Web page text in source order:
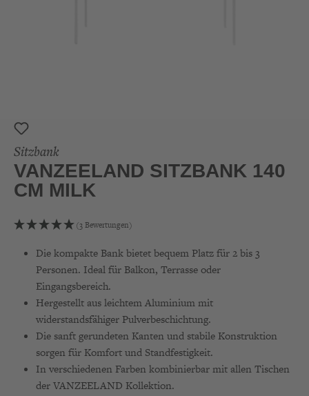
Sitzbank
VANZEELAND SITZBANK 140
CM MILK
(3 Bewertungen)
Die kompakte Bank bietet bequem Platz für 2 bis 3
Personen. Ideal für Balkon, Terrasse oder
Eingangsbereich.
Hergestellt aus leichtem Aluminium mit
widerstandsfähiger Pulverbeschichtung.
Die sanft gerundeten Kanten und stabile Konstruktion
sorgen für Komfort und Standfestigkeit.
In verschiedenen Farben kombinierbar mit allen Tischen
der VANZEELAND Kollektion.